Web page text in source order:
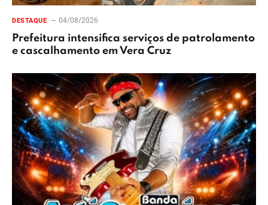
DESTAQUE 04/08/2026
Prefeitura intensifica serviços de patrolamento
e cascalhamento em Vera Cruz